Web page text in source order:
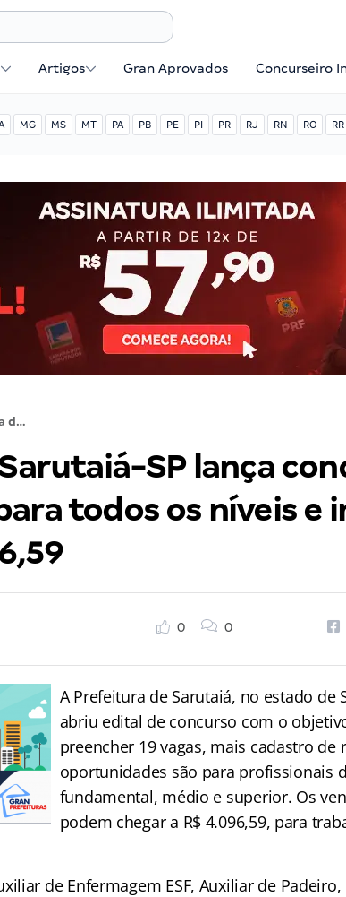
Artigos Gran Aprovados Concurseiro
MG MS MT PA PB PE PI PR RJ RN RO RR
Prefeitura de Sarutaiá-SP lança concurso com chances para todos os níveis e inicial de até R$ 4.096,59
SP lança
todos os níveis e
0 0
A Prefeitura de Sarutaiá, no estado de
abriu edital de concurso com o
preencher 19 vagas, mais cadastro de
oportunidades são para profissionais
fundamental, médio e superior. Os
podem chegar a R$ 4.096,59, para
de Enfermagem ESF, Auxiliar de